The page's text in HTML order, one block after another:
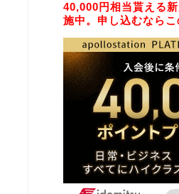
40,000円相当貰える
施中。申し込むならこ